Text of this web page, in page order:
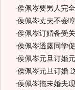
·侯佩岑要男人完
·侯佩岑丈夫不会
·侯佩岑订婚备受
·侯佩岑透露同学
·侯佩岑元旦订婚
·侯佩岑元旦订婚
·侯佩岑拖未婚夫